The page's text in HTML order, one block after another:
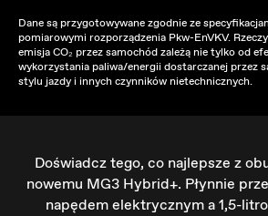
Dane są przygotowywane zgodnie ze
pomiarowymi rozporządzenia Pkw-EnVKV.
emisja CO₂ przez samochód zależą nie tylko od
wykorzystania paliwa/energii dostarczanej przez
stylu jazdy i innych czynników nietechnicznych.
Doświadcz tego, co najlepsze z
nowemu MG3 Hybrid+. Płynnie
napędem elektrycznyma 1,5-